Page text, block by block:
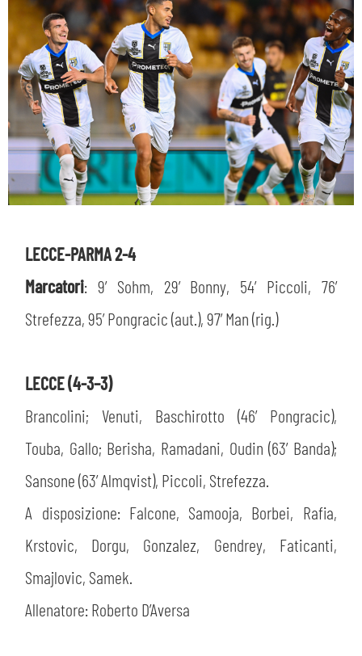
LECCE-PARMA 2-4
Marcatori: 9’ Sohm, 29’ Bonny, 54’ Piccoli, 76’
Strefezza, 95’ Pongracic (aut.), 97’ Man (rig.)
LECCE (4-3–3)
Brancolini; Venuti, Baschirotto (46’ Pongracic),
Touba, Gallo; Berisha, Ramadani, Oudin (63’ Banda);
Sansone (63’ Almqvist), Piccoli, Strefezza.
A disposizione: Falcone, Samooja, Borbei, Rafia,
Krstovic, Dorgu, Gonzalez, Gendrey, Faticanti,
Smajlovic, Samek.
Allenatore: Roberto D’Aversa